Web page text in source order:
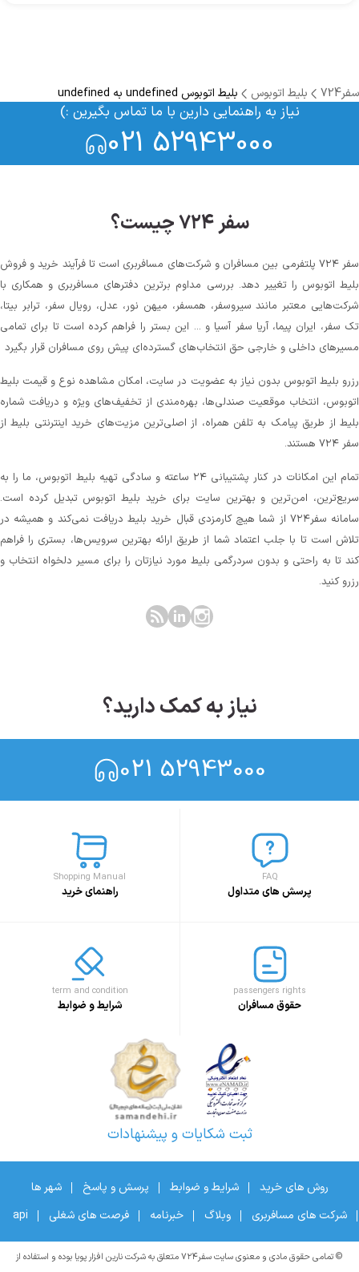
سفر724 بلیط اتوبوس بلیط اتوبوس undefined به undefined
نیاز به راهنمایی دارین با ما تماس بگیرین :)
021 52943000
سفر ۷۲۴ چیست؟
سفر ۷۲۴ پلتفرمی بین مسافران و شرکت‌های مسافربری است تا فرآیند خرید و فروش
بلیط اتوبوس را تغییر دهد. بررسی مداوم برترین دفترهای مسافربری و همکاری با
شرکت‌هایی معتبر مانند سیروسفر، همسفر، میهن‌ نور، عدل، رویال سفر، ترابر بیتا،
تک سفر، ایران پیما، آریا سفر آسیا و ... این بستر را فراهم کرده است تا برای تمامی
مسیرهای داخلی و خارجی حق انتخاب‌های گسترده‌ای پیش روی مسافران قرار بگیرد
رزرو بلیط اتوبوس بدون نیاز به عضویت در سایت، امکان مشاهده نوع و قیمت بلیط
اتوبوس، انتخاب موقعیت صندلی‌ها، بهره‌مندی از تخفیف‌های ویژه و دریافت شماره‌
بلیط از طریق پیامک به تلفن همراه، از اصلی‌ترین مزیت‌های خرید اینترنتی بلیط از
سفر ۷۲۴ هستند.
تمام این امکانات در کنار پشتیبانی‌ ۲۴ ساعته و سادگی تهیه بلیط اتوبوس، ما را به
سریع‌ترین، امن‌ترین و بهترین سایت برای خرید بلیط اتوبوس تبدیل کرده است.
سامانه سفر۷۲۴ از شما هیچ کارمزدی قبال خرید بلیط دریافت نمی‌کند و همیشه در
تلاش است تا با جلب اعتماد شما از طریق ارائه بهترین سرویس‌ها، بستری را فراهم
کند تا به راحتی و بدون سردرگمی بلیط مورد نیازتان را برای مسیر دلخواه انتخاب و
رزرو کنید.
نیاز به کمک دارید؟
021 52943000
FAQ
پرسش های متداول
Shopping Manual
راهنمای خرید
passengers rights
حقوق مسافران
term and condition
شرایط و ضوابط
ثبت شکایات و پیشنهادات
روش های خرید شرایط و ضوابط پرسش و پاسخ
شهر ها
شرکت های مسافربری
وبلاگ خبرنامه فرصت های شغلی api
© تمامی حقوق مادی و معنوی سایت سفر۷۲۴ متعلق به شرکت نارین افزار پویا بوده و استفاده از